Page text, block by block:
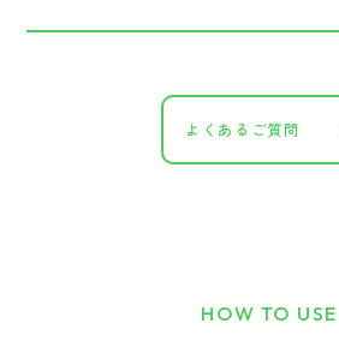
よくあるご質問
HOW TO USE